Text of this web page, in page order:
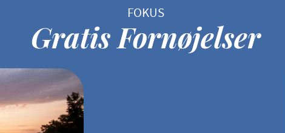
Gratis Fornøjelser